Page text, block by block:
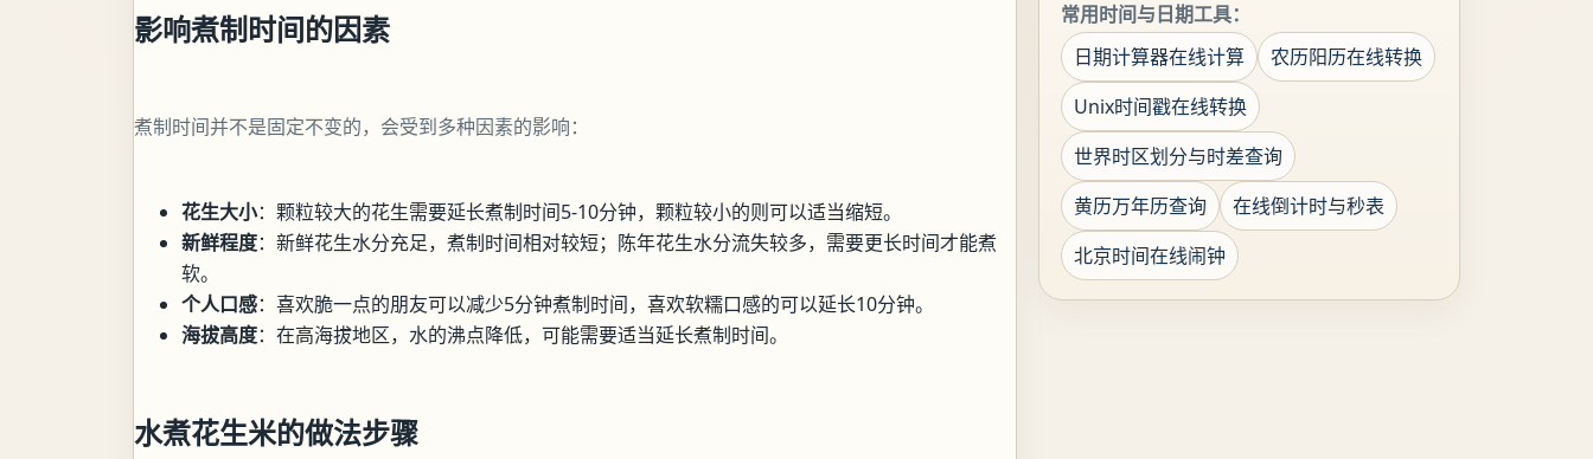
影响煮制时间的因素
煮制时间并不是固定不变的，会受到多种因素的影响：
花生大小：颗粒较大的花生需要延长煮制时间5-10分钟，颗粒较小的则可以适当缩短。
新鲜程度：新鲜花生水分充足，煮制时间相对较短；陈年花生水分流失较多，需要更长时间才能煮
软。
个人口感：喜欢脆一点的朋友可以减少5分钟煮制时间，喜欢软糯口感的可以延长10分钟。
海拔高度：在高海拔地区，水的沸点降低，可能需要适当延长煮制时间。
水煮花生米的做法步骤
常用时间与日期工具：
日期计算器在线计算
农历阳历在线转换
Unix时间戳在线转换
世界时区划分与时差查询
黄历万年历查询
在线倒计时与秒表
北京时间在线闹钟